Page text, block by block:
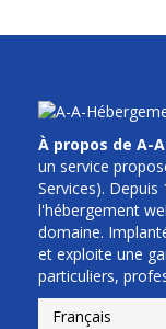
À propos de A-
un service
Services).
l'hébergement
domaine.
et exploite une
particuliers,
Français